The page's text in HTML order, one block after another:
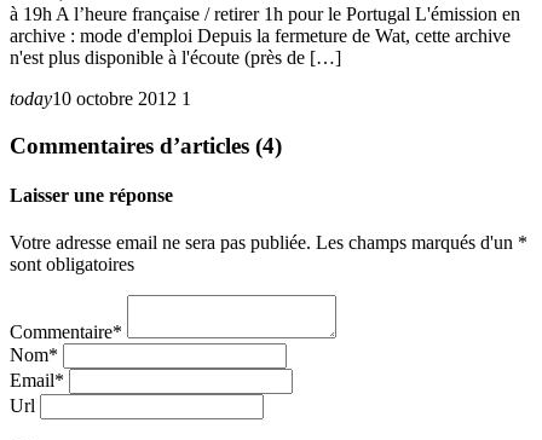
à 19h A l’heure française / retirer 1h pour le Portugal L'émission en
archive : mode d'emploi Depuis la fermeture de Wat, cette archive
n'est plus disponible à l'écoute (près de […]
today10 octobre 2012 1
Commentaires d’articles (4)
Laisser une réponse
Votre adresse email ne sera pas publiée. Les champs marqués d'un *
sont obligatoires
Commentaire*
Nom*
Email*
Url